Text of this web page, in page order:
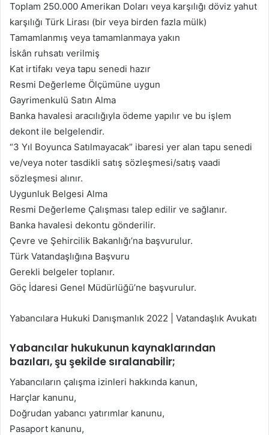
Toplam 250.000 Amerikan Doları veya karşılığı döviz yahut
karşılığı Türk Lirası (bir veya birden fazla mülk)
Tamamlanmış veya tamamlanmaya yakın
İskân ruhsatı verilmiş
Kat irtifakı veya tapu senedi hazır
Resmi Değerleme Ölçümüne uygun
Gayrimenkulü Satın Alma
Banka havalesi aracılığıyla ödeme yapılır ve bu işlem
dekont ile belgelendir.
“3 Yıl Boyunca Satılmayacak” ibaresi yer alan tapu senedi
ve/veya noter tasdikli satış sözleşmesi/satış vaadi
sözleşmesi alınır.
Uygunluk Belgesi Alma
Resmi Değerleme Çalışması talep edilir ve sağlanır.
Banka havalesi dekontu gönderilir.
Çevre ve Şehircilik Bakanlığı’na başvurulur.
Türk Vatandaşlığına Başvuru
Gerekli belgeler toplanır.
Göç İdaresi Genel Müdürlüğü’ne başvurulur.
Yabancılara Hukuki Danışmanlık 2022 | Vatandaşlık Avukatı
Yabancılar hukukunun kaynaklarından
bazıları, şu şekilde sıralanabilir;
Yabancıların çalışma izinleri hakkında kanun,
Harçlar kanunu,
Doğrudan yabancı yatırımlar kanunu,
Pasaport kanunu,